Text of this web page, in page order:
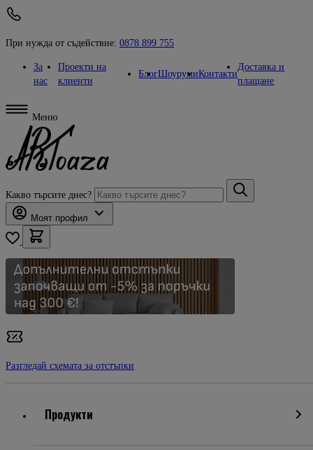
При нужда от съдействие: 0878 899 755
За
нас
Проекти на
клиенти
БлогШоурумиКонтакти
Доставка и
плащане
Меню
Какво търсите днес?
Моят профил
Разгледай схемата за отстъпки
Продукти